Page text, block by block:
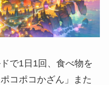
で1日1回、食べ物を
コポコかざん」また